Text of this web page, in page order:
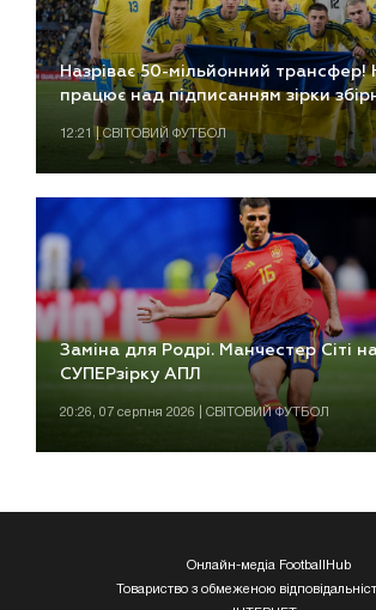
Назріває 50-мільйонний трансфер!
працює над підписанням зірки
12:21 | СВІТОВИЙ ФУТБОЛ
Заміна для Родрі. Манчестер Сіті
СУПЕРзірку АПЛ
20:26, 07 серпня 2026 | СВІТОВИЙ ФУТБОЛ
Онлайн-медіа FootballHub
Товариство з обмеженою